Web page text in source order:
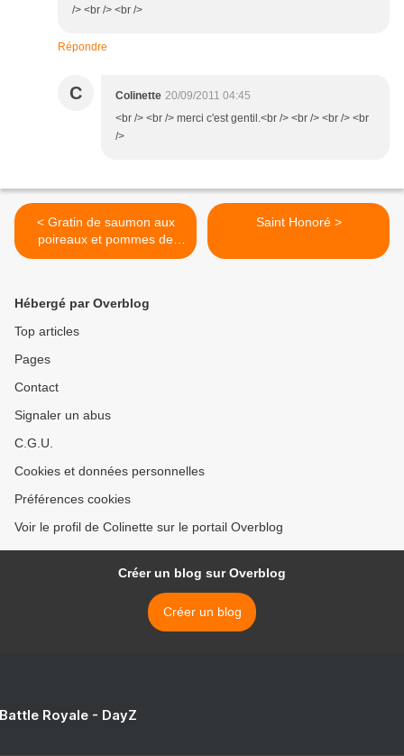
/> <br /> <br />
Répondre
C Colinette 20/09/2011 04:45
<br /> <br /> merci c'est gentil.<br /> <br /> <br /> <br
/>
< Gratin de saumon aux
poireaux et pommes de
terre
Saint Honoré >
Hébergé par Overblog
Top articles
Pages
Contact
Signaler un abus
C.G.U.
Cookies et données personnelles
Préférences cookies
Voir le profil de Colinette sur le portail Overblog
Créer un blog sur Overblog
Créer un blog
Royale - DayZ